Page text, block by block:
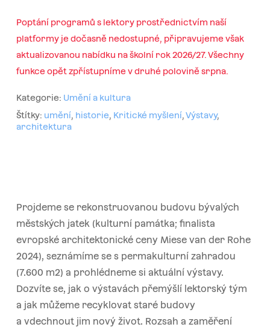
Poptání programů s lektory prostřednictvím naší
platformy je dočasně nedostupné, připravujeme však
aktualizovanou nabídku na školní rok 2026/27. Všechny
funkce opět zpřístupníme v druhé polovině srpna.
Kategorie: Umění a kultura
Štítky: umění, historie, Kritické myšlení, Výstavy,
architektura
Projdeme se rekonstruovanou budovu bývalých
městských jatek (kulturní památka; finalista
evropské architektonické ceny Miese van der Rohe
2024), seznámíme se s permakulturní zahradou
(7.600 m2) a prohlédneme si aktuální výstavy.
Dozvíte se, jak o výstavách přemýšlí lektorský tým
a jak můžeme recyklovat staré budovy
a vdechnout jim nový život. Rozsah a zaměření